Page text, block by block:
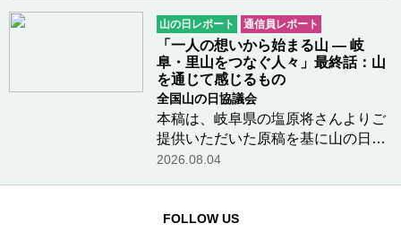
だきました「山の日」について小中
学生に伝えるには登山の出版社に長
く勤めていたこ…つづきを読む
山の日レポート 通信員レポート
「一人の想いから始まる山 ― 岐
阜・里山をつなぐ人々」最終話：山
を通じて感じるもの
全国山の日協議会
本稿は、岐阜県の塩原将さんよりご
提供いただいた原稿を基に山の日協
議会で編集を行なったものです。＊
いらっしゃいますが、メンバーの皆
2026.08.04
FOLLOW US